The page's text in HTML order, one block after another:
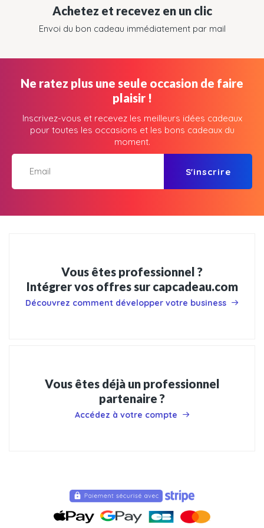
Achetez et recevez en un clic
Envoi du bon cadeau immédiatement par mail
Ne ratez plus une seule occasion de faire
plaisir !
Inscrivez-vous et recevez les meilleurs idées cadeaux
pour toutes les occasions et les bons cadeaux du
moment.
S'inscrire
Vous êtes professionnel ?
Intégrer vos offres sur capcadeau.com
Découvrez comment développer votre business
Vous êtes déjà un professionnel
partenaire ?
Accédez à votre compte